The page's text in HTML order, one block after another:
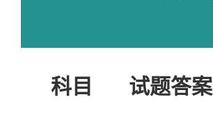
科目 试题答案